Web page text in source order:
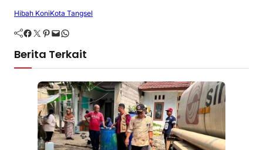
Hibah KoniKota Tangsel
Facebook Twitter Pinterest Mail WhatsApp
Berita Terkait